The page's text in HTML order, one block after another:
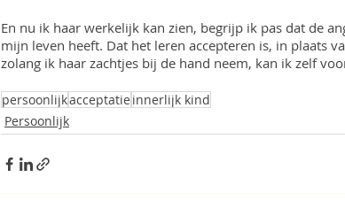
En nu ik haar werkelijk kan zien, begrijp ik pas dat de
mijn leven heeft. Dat het leren accepteren is, in plaats
zolang ik haar zachtjes bij de hand neem, kan ik zelf
persoonlijkacceptatie innerlijk kind
Persoonlijk